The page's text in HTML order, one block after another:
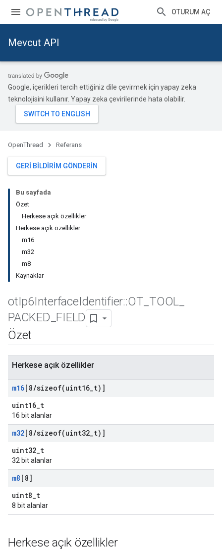
OTURUM AÇ
Mevcut API
Google, içerikleri tercih ettiğiniz dile çevirmek için yapay zeka
teknolojisini kullanır. Yapay zeka çevirilerinde hata olabilir.
OpenThread Referans
GERI BILDIRIM GÖNDERIN
Bu sayfada
Özet
Herkese açık özellikler
Herkese açık özellikler
m16
m32
m8
Kaynaklar
otIp6InterfaceIdentifier::OT TOOL
PACKED FIELD
Özet
Herkese açık özellikler
m16[8/sizeof(uint16 t)]
uint16_t
16 bit alanlar
m32[8/sizeof(uint32 t)]
uint32_t
32 bit alanlar
m8 [8]
uint8_t
8 bit alanlar
Herkese açık özellikler